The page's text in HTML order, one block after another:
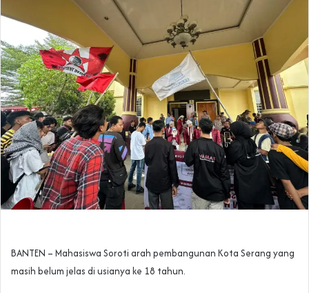
BANTEN – Mahasiswa Soroti arah pembangunan Kota Serang yang
masih belum jelas di usianya ke 18 tahun.